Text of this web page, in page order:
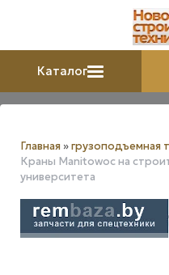
Каталог
Главная »грузоподъемная
Краны Manitowoc на
университета